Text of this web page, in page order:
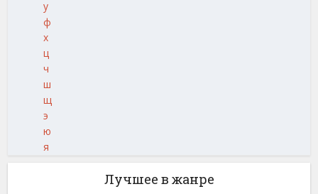
у
ф
х
ц
ч
ш
щ
э
ю
я
Лучшее в жанре